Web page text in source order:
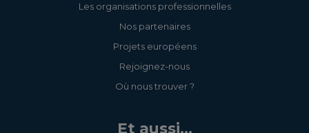
Les organisations professionnelles
Nos partenaires
Projets européens
Rejoignez-nous
Où nous trouver ?
Et aussi...